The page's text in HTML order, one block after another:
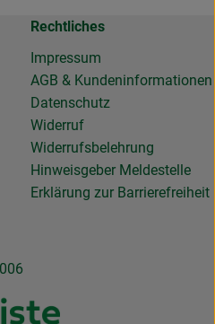
Rechtliches
Impressum
AGB & Kundeninformationen
Datenschutz
Widerruf
Widerrufsbelehrung
Hinweisgeber Meldestelle
Erklärung zur Barrierefreiheit
wissen/geld-
Persistent/7/b/6/4/